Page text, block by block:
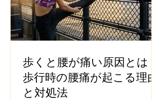
歩くと腰が痛い原因とは？
歩行時の腰痛が起こる理由
と対処法